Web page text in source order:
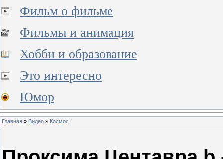
Фильм о фильме
Фильмы и анимация
Хобби и образование
Это интересно
Юмор
Главная » Видео » Космос